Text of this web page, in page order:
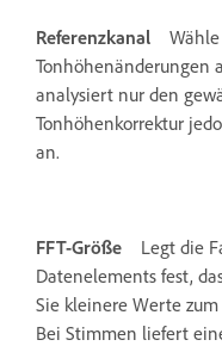
Referenzkanal
Tonhöhenänderungen
analysiert nur den
Tonhöhenkorrektur
an.
FFT-Größe
Legt die
Datenelements fest,
Sie kleinere Werte
Bei Stimmen liefert